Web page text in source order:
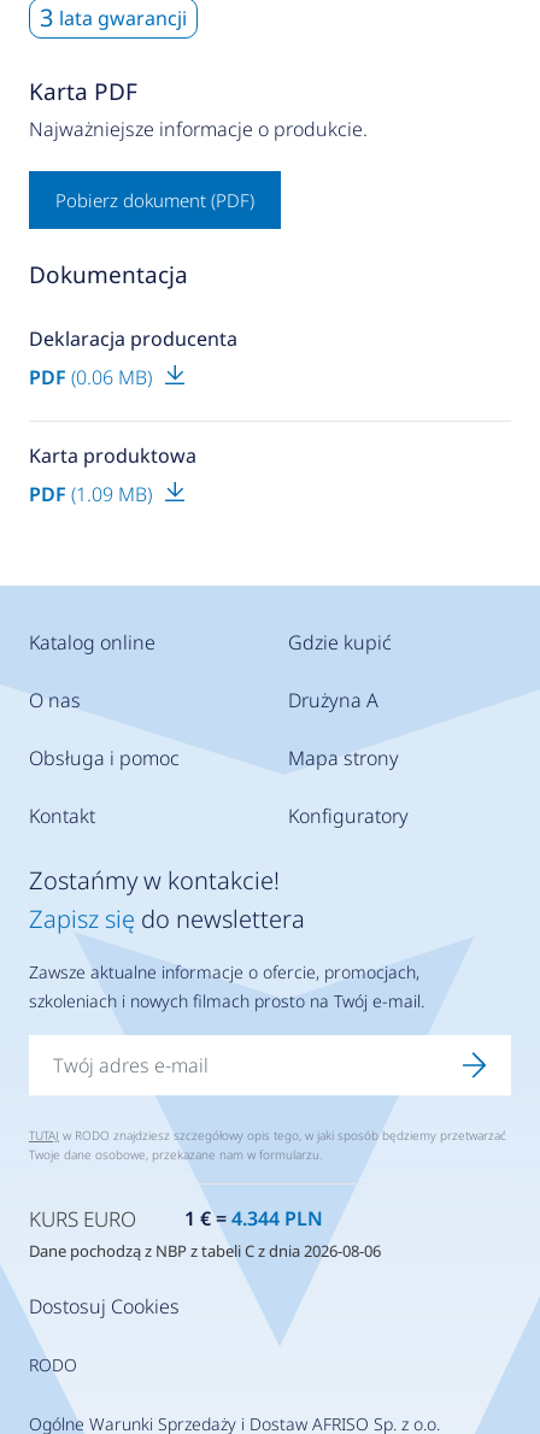
3 lata gwarancji
Karta PDF
Najważniejsze informacje o produkcie.
Pobierz dokument (PDF)
Dokumentacja
Deklaracja producenta
PDF (0.06 MB)
Karta produktowa
PDF (1.09 MB)
Katalog online
O nas
Obsługa i pomoc
Kontakt
Gdzie kupić
Drużyna A
Mapa strony
Konfiguratory
Dostosuj Cookies
RODO
Ogólne Warunki Sprzedaży i Dostaw AFRISO Sp. z o.o.
Zostańmy w kontakcie!
Zapisz się do newslettera
Zawsze aktualne informacje o ofercie, promocjach,
szkoleniach i nowych filmach prosto na Twój e-mail.
TUTAJ w RODO znajdziesz szczegółowy opis tego, w jaki sposób będziemy przetwarzać
Twoje dane osobowe, przekazane nam w formularzu.
KURS EURO 1 € =4.344 PLN
Dane pochodzą z NBP z tabeli C z dnia 2026-08-06